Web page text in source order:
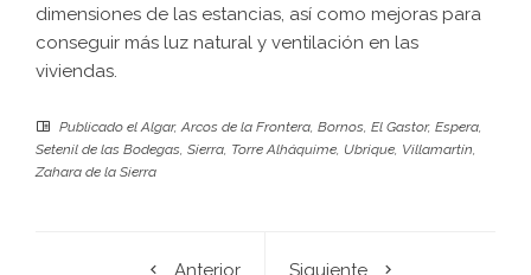
dimensiones de las estancias, así como mejoras para
conseguir más luz natural y ventilación en las
viviendas.
Publicado elAlgar,Arcos de la Frontera, Bornos, El Gastor, Espera,
Setenil de las Bodegas, Sierra, Torre Alháquime, Ubrique, Villamartín,
Zahara de la Sierra
Anterior Siguiente